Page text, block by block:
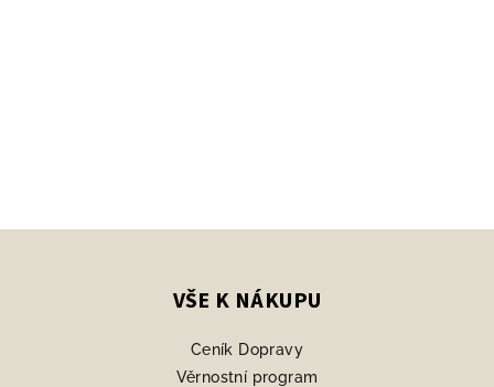
VŠE K NÁKUPU
Ceník Dopravy
Věrnostní program